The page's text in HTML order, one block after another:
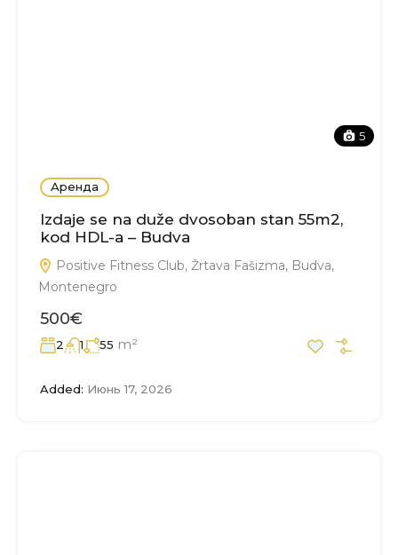
5
Аренда
Izdaje se na duže dvosoban stan 55m2,
kod HDL-a – Budva
Positive Fitness Club, Žrtava Fašizma, Budva,
Montenegro
500€
2 1 55 m²
Added: Июнь 17, 2026